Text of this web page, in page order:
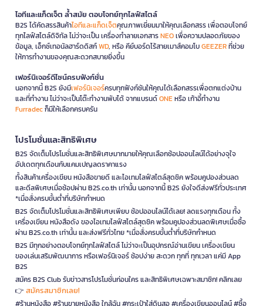
ไอทีและแก็ดเจ็ต ล้ำสมัย ตอบโจทย์ทุกไลฟ์สไตล์
B2S ได้คัดสรรสินค้าไอทีและแก็ดเจ็ตคุณภาพเยี่ยมมาให้คุณเลือกสรร เพื่อตอบโจทย์
ทุกไลฟ์สไตล์ดิจิทัล ไม่ว่าจะเป็น เครื่องทำลายเอกสารNEOเพื่อความปลอดภัยของ
ข้อมูล, เอ็กซ์เทอนัลฮาร์ดดิสก์WD, หรือ คีย์บอร์ดไร้สายเมาส์คอมโบGEEZERที่ช่วย
ให้การทำงานของคุณสะดวกสบายยิ่งขึ้น
เฟอร์นิเจอร์ดีไซน์ครบฟังก์ชั่น
นอกจากนี้ B2S ยังมีเฟอร์นิเจอร์ครบทุกฟังก์ชันให้คุณได้เลือกสรรเพื่อตกแต่งบ้าน
และที่ทำงาน ไม่ว่าจะเป็นโต๊ะทำงานพับได้ จากแบรนด์ONEหรือ เก้าอี้ทำงาน
Furradecก็มีให้เลือกครบครัน
โปรโมชั่นและสิทธิพิเศษ
B2S จัดเต็มโปรโมชั่นและสิทธิพิเศษมากมายให้คุณเลือกช้อปออนไลน์ได้อย่างจุใจ
อัปเดตทุกเดือนกับแคมเปญลดราคาแรง
ทั้งสินค้าเครื่องเขียน หนังสือขายดี และไอเทมไลฟ์สไตล์สุดชิค พร้อมคูปองส่วนลด
และดีลพิเศษเมื่อช้อปผ่าน B2S.co.th เท่านั้น นอกจากนี้ B2S ยังใจดีส่งฟรีทั่วประเทศ
*เมื่อสั่งครบขั้นต่ำที่บริษัทกำหนด
B2S จัดเต็มโปรโมชั่นและสิทธิพิเศษเพียบ ช้อปออนไลน์ได้เลย! ลดแรงทุกเดือน ทั้ง
เครื่องเขียน หนังสือดัง ของไอเทมไลฟ์สไตล์สุดชิค พร้อมคูปองส่วนลดพิเศษเมื่อซื้อ
ผ่าน B2S.co.th เท่านั้น และส่งฟรีทั่วไทย *เมื่อสั่งครบขั้นต่ำที่บริษัทกำหนด
B2S มีทุกอย่างตอบโจทย์ทุกไลฟ์สไตล์ ไม่ว่าจะเป็นอุปกรณ์อ่านเขียน เครื่องเขียน
ของเล่นเสริมพัฒนาการ หรือเฟอร์นิเจอร์ ช้อปง่าย สะดวก ทุกที่ ทุกเวลา แค่มี App
B2S
สมัคร B2S Club รับข่าวสารโปรโมชั่นก่อนใคร และสิทธิพิเศษเฉพาะสมาชิก! คลิกเลย
👉 สมัครสมาชิกเลย!
#ร้านหนังสือ #ร้านขายหนังสือ ใกล้ฉัน #กระเป๋าใส่ดินสอ #เครื่องเขียนออนไลน์ #ซื้อ